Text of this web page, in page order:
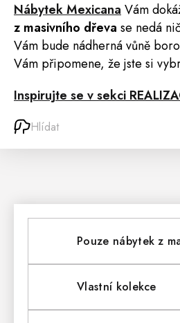
Nábytek Mexicana Vám
z masivního dřeva se nedá
Vám bude nádherná vůně
Vám připomene, že jste si
Inspirujte se v sekci
Hlídat
Pouze nábytek z
Vlastní kolekce